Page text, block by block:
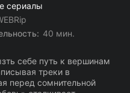
сериалы
40 мин.
себе путь к вершинам
треки в
перед сомнительной